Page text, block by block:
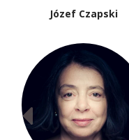
Józef Czapski